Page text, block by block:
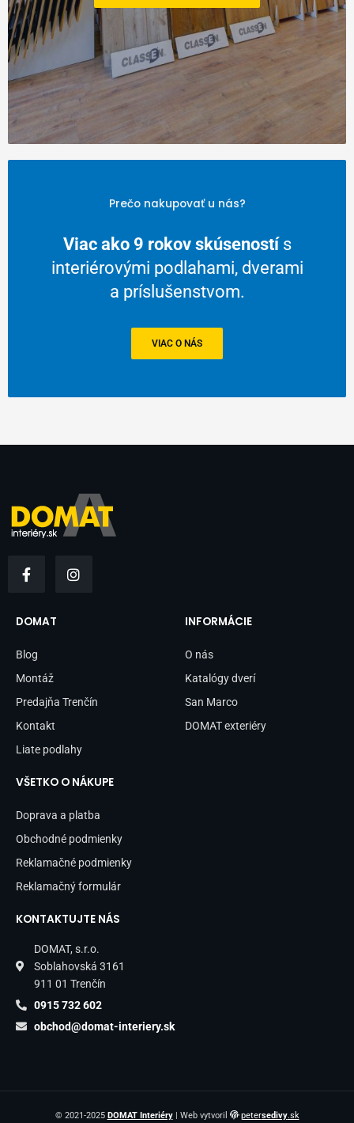
Prečo nakupovať u nás?
Viac ako 9 rokov skúsenostís
interiérovými podlahami, dverami
a príslušenstvom.
VIAC O NÁS
a
b
o
k
-
n
DOMAT
Blog
Montáž
Predajňa Trenčín
Kontakt
Liate podlahy
INFORMÁCIE
O nás
Katalógy dverí
San Marco
DOMAT exteriéry
VŠETKO O NÁKUPE
Doprava a platba
Obchodné podmienky
Reklamačné podmienky
Reklamačný formulár
KONTAKTUJTE NÁS
DOMAT, s.r.o.
Soblahovská 3161
911 01 Trenčín
0915 732 602
obchod@domat-interiery.sk
© 2021-2025 DOMAT Interiéry| Web vytvoril petersedivy.sk